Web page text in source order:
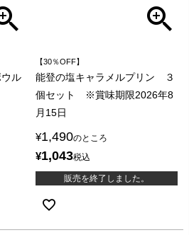
ル
【30％OFF】
能登の塩キャラメルプリン ３
個セット ※賞味期限2026年8
月15日
¥1,490のところ
¥1,043税込
販売を終了しました。